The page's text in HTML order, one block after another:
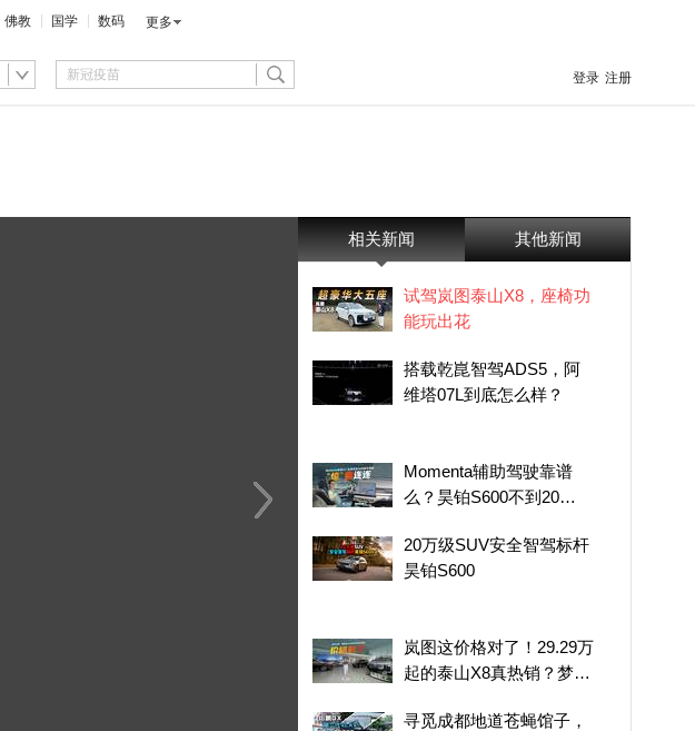
佛教 国学 数码 更多
登录 注册
20万级SUV安全智驾标
最便宜的旅行车？海豹
06旅行版，很适合喜欢
相关新闻 其他新闻
试驾岚图泰山X8，座椅功
能玩出花
搭载乾崑智驾ADS5，阿
维塔07L到底怎么样？
Momenta辅助驾驶靠谱
么？昊铂S600不到20
20万级SUV安全智驾标杆
昊铂S600
岚图这价格对了！29.29万
起的泰山X8真热销？梦想
寻觅成都地道苍蝇馆子，